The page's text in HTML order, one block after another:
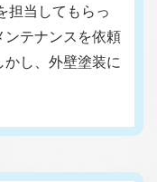
担当してもらっ
テナンスを依頼
し、外壁塗装に